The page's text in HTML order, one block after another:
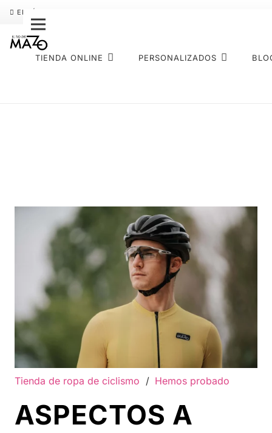
ENVÍO GRATIS
TIENDA ONLINE PERSONALIZADOS
Tienda de ropa de ciclismo / Hemos probado
ASPECTOS A